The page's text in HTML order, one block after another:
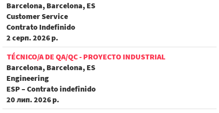
Barcelona, Barcelona, ES
Customer Service
Contrato Indefinido
2 серп. 2026 р.
TÉCNICO/A DE QA/QC - PROYECTO INDUSTRIAL
Barcelona, Barcelona, ES
Engineering
ESP – Contrato indefinido
20 лип. 2026 р.